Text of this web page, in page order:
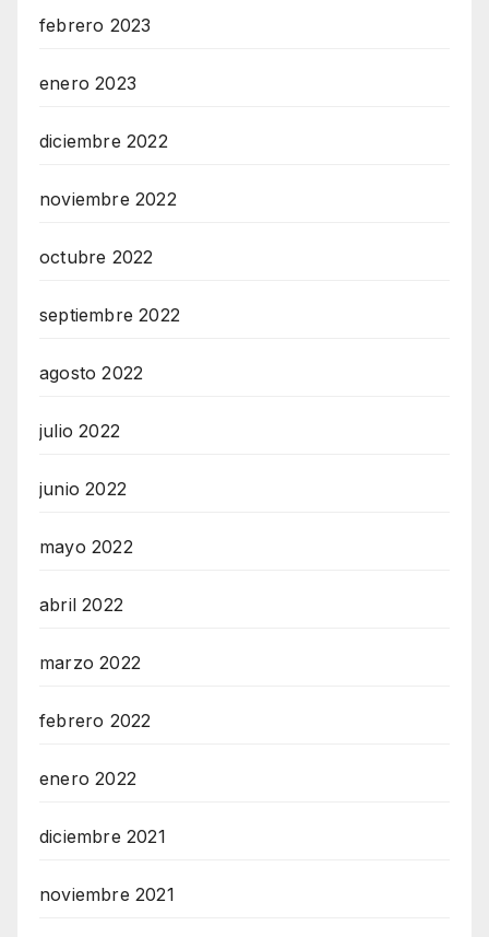
febrero 2023
enero 2023
diciembre 2022
noviembre 2022
octubre 2022
septiembre 2022
agosto 2022
julio 2022
junio 2022
mayo 2022
abril 2022
marzo 2022
febrero 2022
enero 2022
diciembre 2021
noviembre 2021